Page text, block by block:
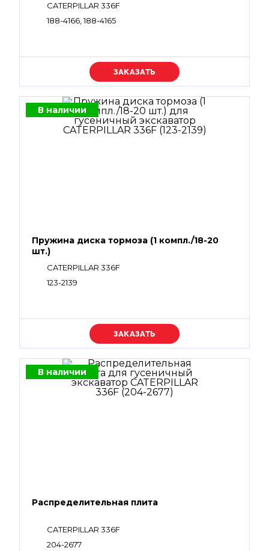
CATERPILLAR 336F
188-4166, 188-4165
Уточняйте цену
В наличии
Пружина диска тормоза (1 компл./18-20
шт.)
CATERPILLAR 336F
123-2139
Уточняйте цену
В наличии
Распределительная плита
CATERPILLAR 336F
204-2677